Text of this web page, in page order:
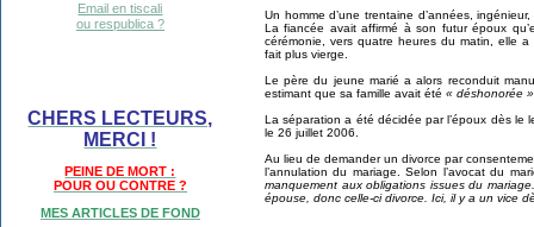
Email en tiscali
ou respublica ?
CHERS LECTEURS,
MERCI !
PEINE DE MORT :
POUR OU CONTRE ?
MES ARTICLES DE FOND
Un homme d’une trentaine d’années,
La fiancée avait affirmé à son futur époux
cérémonie, vers quatre heures du matin, elle
fait plus vierge.
Le père du jeune marié a alors reconduit
estimant que sa famille avait été « déshonorée »
La séparation a été décidée par l’époux dès le
le 26 juillet 2006.
Au lieu de demander un divorce par
l’annulation du mariage. Selon l’avocat du
manquement aux obligations issues du
épouse, donc celle-ci divorce. Ici, il y a un vice